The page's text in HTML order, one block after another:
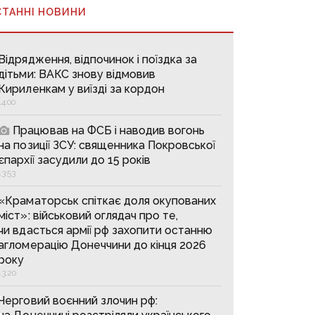
НОВИНИ
відпочинок і поїздка за
ВАКС знову відмовив
у виїзді за кордон
Працював на ФСБ і наводив вогонь
позиції ЗСУ: священника Покровської
засудили до 15 років
спіткає доля окупованих
військовий оглядач про те,
вдасться армії рф захопити останню
Донеччини до кінця 2026
воєнний злочин рф: